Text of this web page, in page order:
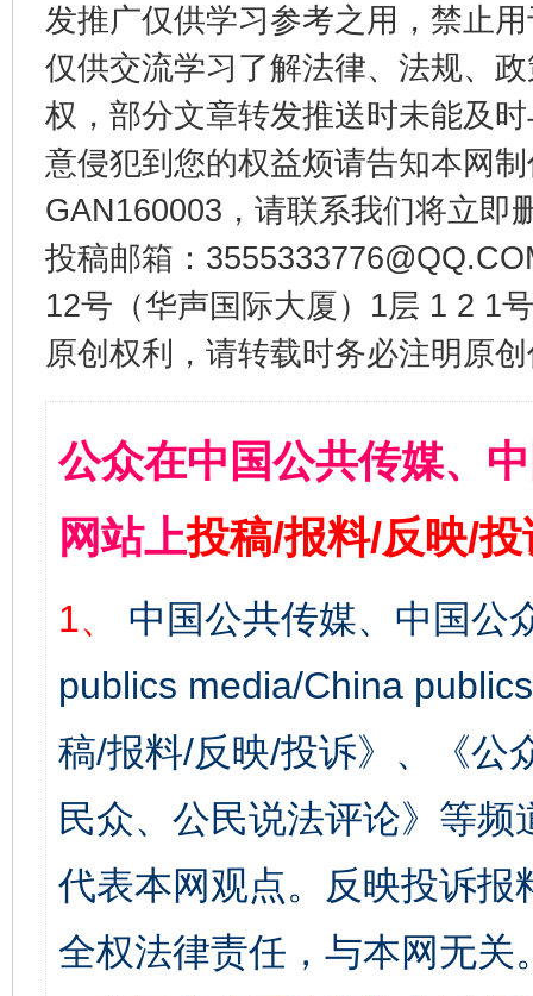
发推广仅供学习参考之用，禁止
仅供交流学习了解法律、法规、
权，部分文章转发推送时未能及
意侵犯到您的权益烦请告知本网
GAN160003，请联系我们将立即
投稿邮箱：
12号（华声国际大厦）1层 1 2 1
原创权利，请转载时务必注明原
公众在中国公共传媒、
网站上投稿/报料/反映/
1、
中国公共传媒、中国公
publics media/China
稿/报料/反映/投诉》、《公
民众、公民说法评论》等
代表本网观点。反映投诉
全权法律责任，与本网无